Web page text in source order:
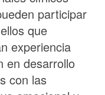
participar
que
experiencia
en desarrollo
con las